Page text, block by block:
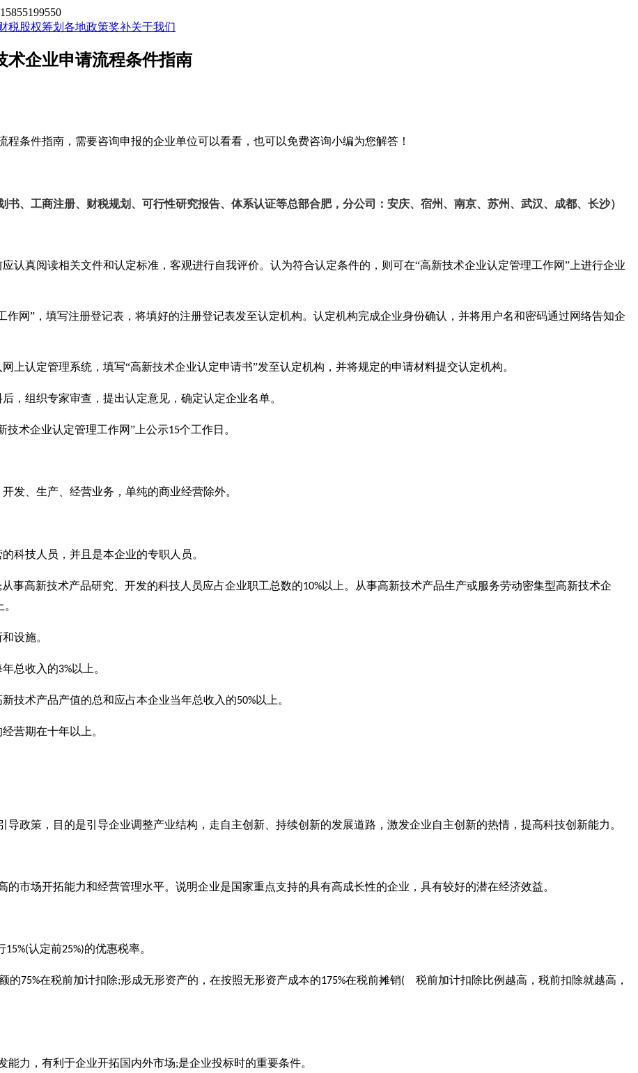
税股权筹划 各地政策奖补关于我们
术企业申请流程条件指南
程条件指南，需要咨询申报的企业单位可以看看，也可以免费咨询小编为您解答！
书、工商注册、财税规划、可行性研究报告、体系认证等总部合肥，分公司：安庆、宿州、南京、苏州、武汉、成都、长沙）
认真阅读相关文件和认定标准，客观进行自我评价。认为符合认定条件的，则可在“高新技术企业认定管理工作网”上进行企业
作网”，填写注册登记表，将填好的注册登记表发至认定机构。认定机构完成企业身份确认，并将用户名和密码通过网络告知企
上认定管理系统，填写“高新技术企业认定申请书”发至认定机构，并将规定的申请材料提交认定机构。
，组织专家审查，提出认定意见，确定认定企业名单。
技术企业认定管理工作网”上公示15个工作日。
发、生产、经营业务，单纯的商业经营除外。
科技人员，并且是本企业的专职人员。
;从事高新技术产品研究、开发的科技人员应占企业职工总数的10%以上。从事高新技术产品生产或服务劳动密集型高新技术企
设施。
年总收入的3%以上。
技术产品产值的总和应占本企业当年总收入的50%以上。
营期在十年以上。
政策，目的是引导企业调整产业结构，走自主创新、持续创新的发展道路，激发企业自主创新的热情，提高科技创新能力。
市场开拓能力和经营管理水平。说明企业是国家重点支持的具有高成长性的企业，具有较好的潜在经济效益。
15%(认定前25%)的优惠税率。
的75%在税前加计扣除;形成无形资产的，在按照无形资产成本的175%在税前摊销( 税前加计扣除比例越高，税前扣除就越高，
能力，有利于企业开拓国内外市场;是企业投标时的重要条件。